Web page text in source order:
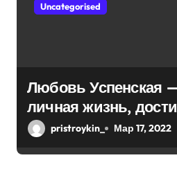
Uncategorised
Любовь Успенская
личная жизнь,
pristroykin_ Мар 17, 2022